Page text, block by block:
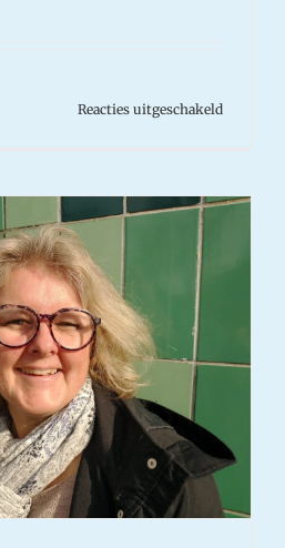
Reacties uitgeschakeldvoor
hoe